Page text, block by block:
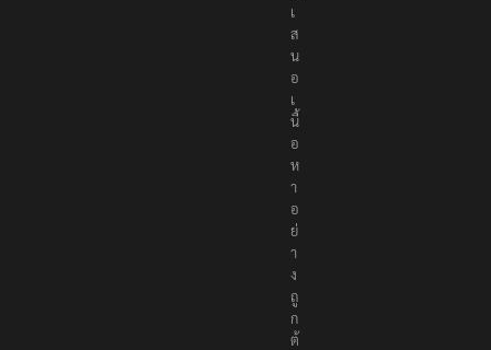
นำ
เ
ส
น
อ
เ
นื้
อ
ห
า
อ
ย่
า
ง
ถู
ก